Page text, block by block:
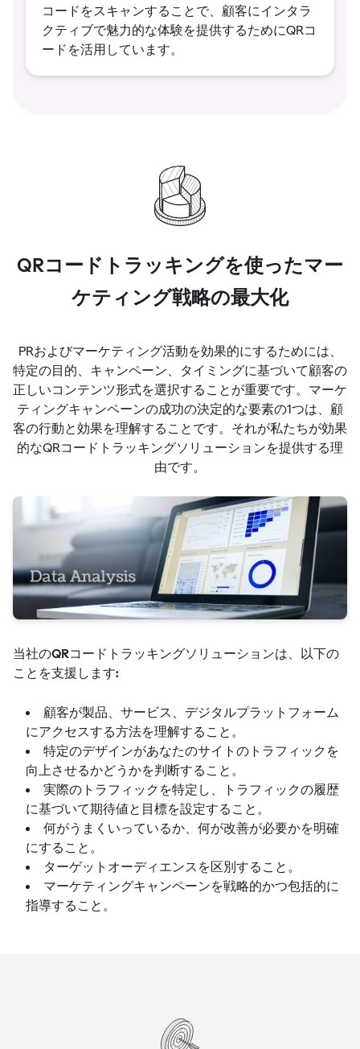
コードをスキャンすることで、顧客にインタラ
クティブで魅力的な体験を提供するためにQRコ
ードを活用しています。
QRコードトラッキングを使ったマー
ケティング戦略の最大化
PRおよびマーケティング活動を効果的にするためには、
特定の目的、キャンペーン、タイミングに基づいて顧客の
正しいコンテンツ形式を選択することが重要です。マーケ
ティングキャンペーンの成功の決定的な要素の1つは、顧
客の行動と効果を理解することです。それが私たちが効果
的なQRコードトラッキングソリューションを提供する理
由です。
当社のQRコードトラッキングソリューションは、以下の
ことを支援します:
顧客が製品、サービス、デジタルプラットフォーム
にアクセスする方法を理解すること。
特定のデザインがあなたのサイトのトラフィックを
向上させるかどうかを判断すること。
実際のトラフィックを特定し、トラフィックの履歴
に基づいて期待値と目標を設定すること。
何がうまくいっているか、何が改善が必要かを明確
にすること。
ターゲットオーディエンスを区別すること。
マーケティングキャンペーンを戦略的かつ包括的に
指導すること。